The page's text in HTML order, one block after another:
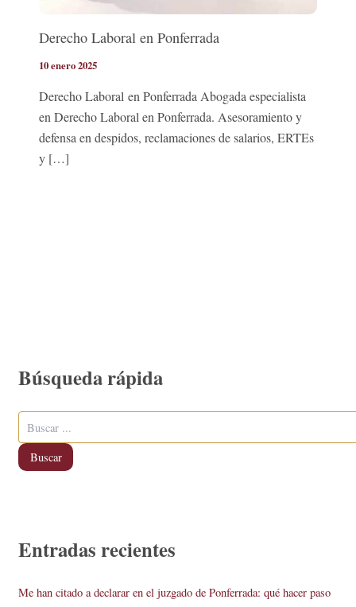
Derecho Laboral en Ponferrada
10 enero 2025
Derecho Laboral en Ponferrada Abogada especialista
en Derecho Laboral en Ponferrada. Asesoramiento y
defensa en despidos, reclamaciones de salarios, ERTEs
y […]
Búsqueda rápida
Buscar
Entradas recientes
Me han citado a declarar en el juzgado de Ponferrada: qué hacer paso